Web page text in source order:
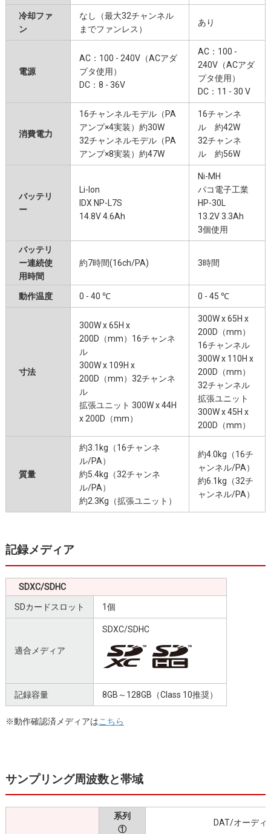
冷却ファ
ン
なし（最大32チャンネル
までファンレス）
あり
電源
AC：100 - 240V（ACアダ
プタ使用）
DC：8 - 36V
AC：100 -
240V（ACアダ
プタ使用）
DC：11 - 30 V
消費電力
16チャンネルモデル（PA
アンプ×4実装）約30W
32チャンネルモデル（PA
アンプ×8実装）約47W
16チャンネ
ル 約42W
32チャンネ
ル 約56W
バッテリ
ー
Li-Ion
IDX NP-L7S
14.8V 4.6Ah
Ni-MH
パコ電子工業
HP-30L
13.2V 3.3Ah
3個使用
バッテリ
ー連続使
用時間
約7時間(16ch/PA) 3時間
動作温度 0 - 40 ℃ 0 - 45 ℃
寸法
300W x 65H x
200D（mm）16チャンネ
ル
300W x 109H x
200D（mm）32チャンネ
ル
拡張ユニット 300W x 44H
x 200D（mm）
300W x 65H x
200D（mm）
16チャンネル
300W x 110H x
200D（mm）
32チャンネル
拡張ユニット
300W x 45H x
200D（mm）
質量
約3.1kg（16チャンネ
ル/PA）
約5.4kg（32チャンネ
ル/PA）
約2.3Kg（拡張ユニット）
約4.0kg（16チ
ャンネル/PA）
約6.1kg（32チ
ャンネル/PA）
記録メディア
※動作確認済メディアはこちら
SDXC/SDHC
SDカードスロット 1個
適合メディア
SDXC/SDHC
記録容量 8GB～128GB（Class 10推奨）
サンプリング周波数と帯域
系列
①
DAT/オーディ